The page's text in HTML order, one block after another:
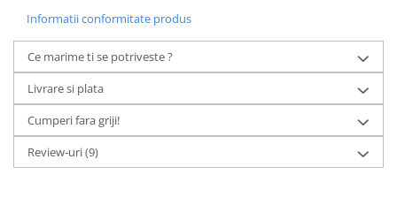
Informatii conformitate produs
Ce marime ti se potriveste ?
Livrare si plata
Cumperi fara griji!
Review-uri(9)